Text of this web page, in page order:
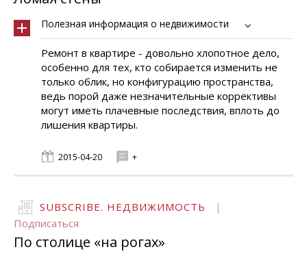
Полезная информация о недвижимости
Ремонт в квартире - довольно хлопотное дело,
особенно для тех, кто собирается изменить не
только облик, но конфигурацию пространства,
ведь порой даже незначительные коррективы
могут иметь плачевные последствия, вплоть до
лишения квартиры.
2015-04-20 +
SUBSCRIBE. НЕДВИЖИМОСТЬ
|
Подписаться
По столице «на рогах»